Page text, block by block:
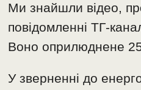
Ми знайшли відео,
повідомленні ТГ-
Воно оприлюднене
У зверненні до